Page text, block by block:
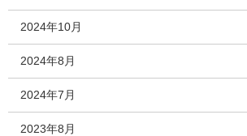
2024年10月
2024年8月
2024年7月
2023年8月